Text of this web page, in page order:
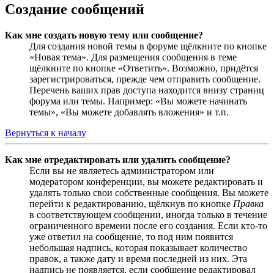
Создание сообщений
Как мне создать новую тему или сообщение?
Для создания новой темы в форуме щёлкните по кнопке
«Новая тема». Для размещения сообщения в теме
щёлкните по кнопке «Ответить». Возможно, придётся
зарегистрироваться, прежде чем отправить сообщение.
Перечень ваших прав доступа находится внизу страниц
форума или темы. Например: «Вы можете начинать
темы», «Вы можете добавлять вложения» и т.п.
Вернуться к началу
Как мне отредактировать или удалить сообщение?
Если вы не являетесь администратором или
модератором конференции, вы можете редактировать и
удалять только свои собственные сообщения. Вы можете
перейти к редактированию, щёлкнув по кнопке Правка
в соответствующем сообщении, иногда только в течение
ограниченного времени после его создания. Если кто-то
уже ответил на сообщение, то под ним появится
небольшая надпись, которая показывает количество
правок, а также дату и время последней из них. Эта
надпись не появляется, если сообщение редактировал